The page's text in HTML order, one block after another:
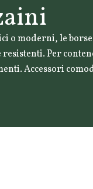
o moderni, le
Per
Accessori